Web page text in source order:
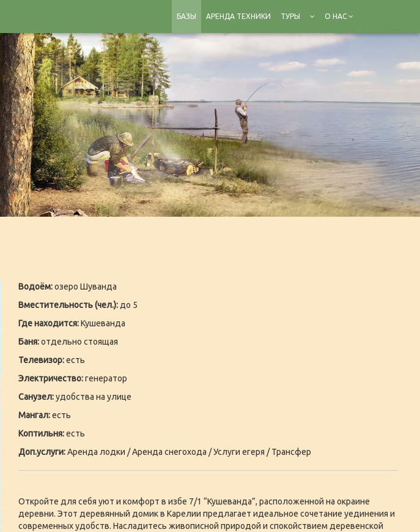
БАЗЫ АРЕНДА ТЕХНИКИ ТУРЫ О НАС
Водоём:озеро Шуванда
Вместительность (чел.): до 5
Где находится:Кушеванда
Баня:отдельно стоящая
Телевизор:есть
Электричество:генератор
Санузел:удобства на улице
Мангал:есть
Коптильня:есть
Доп.услуги:Аренда лодки / Аренда снегохода / Услуги егеря / Трансфер
Откройте для себя уют и комфорт в избе 7/1 “Кушеванда”, расположенной на окраине
деревни. Этот деревянный домик в Карелии предлагает идеальное сочетание уединения и
современных удобств. Насладитесь живописной природой и спокойствием деревенской